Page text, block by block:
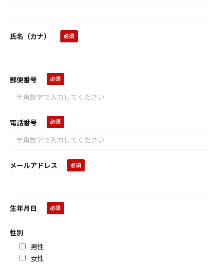
氏名（カナ）
郵便番号
電話番号
メールアドレス
生年月日
性別
男性
女性